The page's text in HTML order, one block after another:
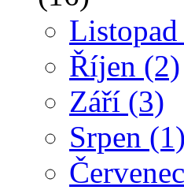
Listopad
Říjen (2)
Září (3)
Srpen (1)
Červenec